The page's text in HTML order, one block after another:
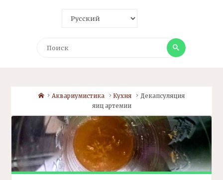
Поиск
HomeАквариумистика Кухня
Декапсуляция
яицартемии